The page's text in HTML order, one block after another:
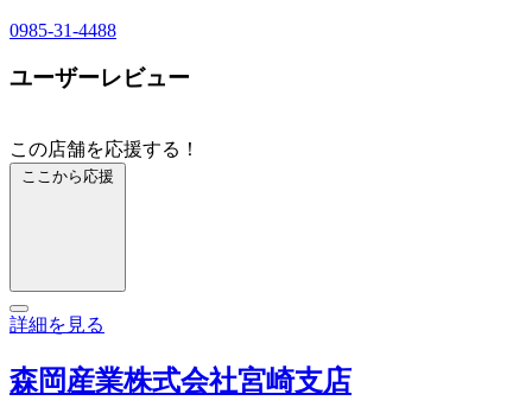
0985-31-4488
ユーザーレビュー
この店舗を応援する！
ここから応援
詳細を見る
森岡産業株式会社宮崎支店